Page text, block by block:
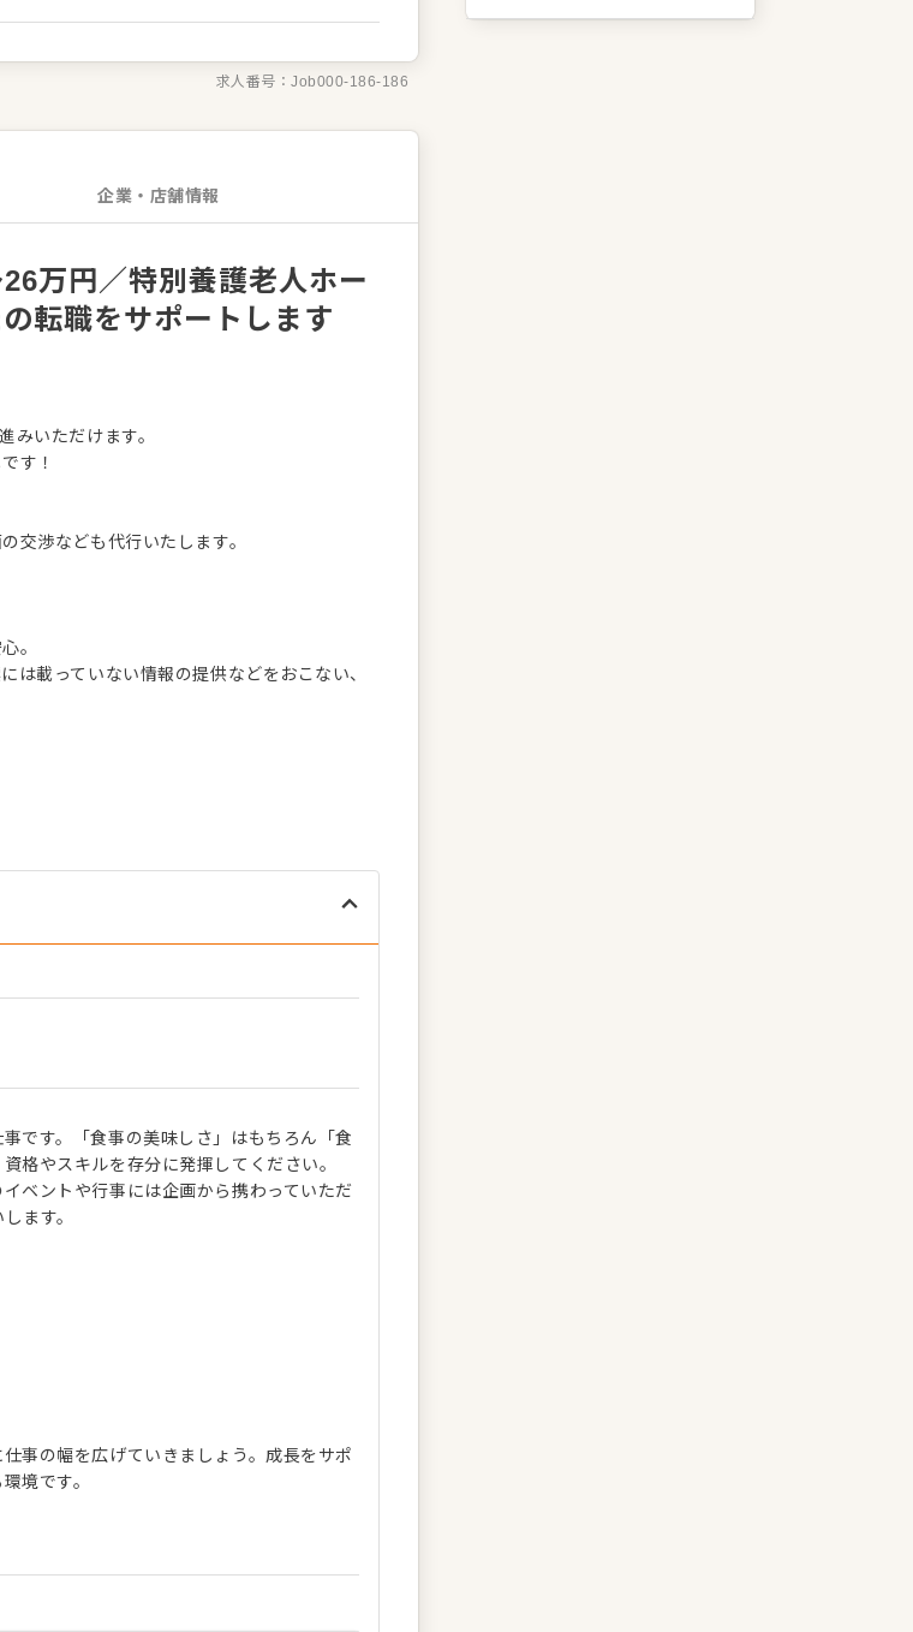
求人番号：Job000-186-186
企業・店舗情報
万円／特別養護老人ホー
転職をサポートします
みいただけます。
す！
交渉なども代行いたします。
。
は載っていない情報の提供などをおこない、
です。「食事の美味しさ」はもちろん「食
格やスキルを存分に発揮してください。
ベントや行事には企画から携わっていただ
ます。
事の幅を広げていきましょう。成長をサポ
境です。